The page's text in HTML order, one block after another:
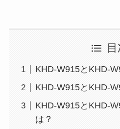
KHD-W915とKHD-
KHD-W915とKHD-
KHD-W915とKHD-
は？